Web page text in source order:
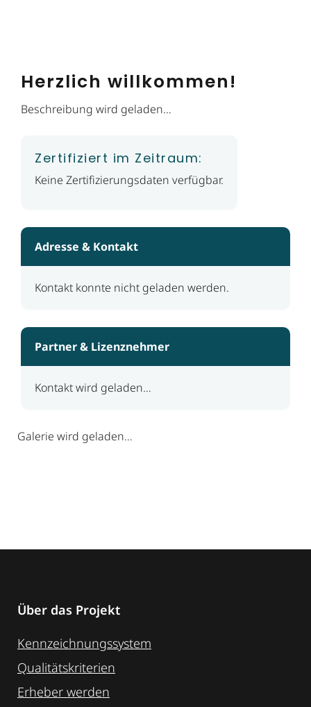
Herzlich willkommen!
Beschreibung wird geladen…
Zertifiziert im Zeitraum:
Keine Zertifizierungsdaten verfügbar.
Adresse & Kontakt
Kontakt konnte nicht geladen werden.
Partner & Lizenznehmer
Kontakt wird geladen…
Galerie wird geladen…
Über das Projekt
Kennzeichnungssystem
Qualitätskriterien
Erheber werden